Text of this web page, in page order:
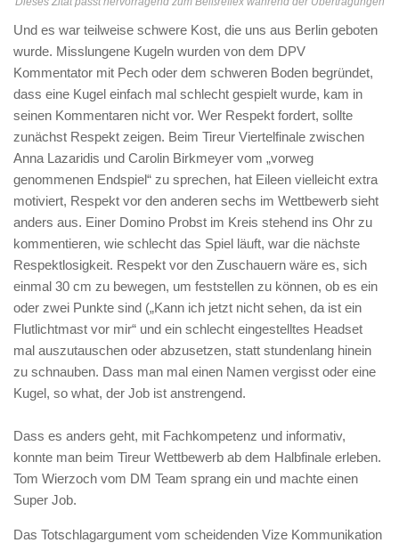
Und es war teilweise schwere Kost, die uns aus Berlin geboten
wurde. Misslungene Kugeln wurden von dem DPV
Kommentator mit Pech oder dem schweren Boden begründet,
dass eine Kugel einfach mal schlecht gespielt wurde, kam in
seinen Kommentaren nicht vor. Wer Respekt fordert, sollte
zunächst Respekt zeigen. Beim Tireur Viertelfinale zwischen
Anna Lazaridis und Carolin Birkmeyer vom „vorweg
genommenen Endspiel“ zu sprechen, hat Eileen vielleicht extra
motiviert, Respekt vor den anderen sechs im Wettbewerb sieht
anders aus. Einer Domino Probst im Kreis stehend ins Ohr zu
kommentieren, wie schlecht das Spiel läuft, war die nächste
Respektlosigkeit. Respekt vor den Zuschauern wäre es, sich
einmal 30 cm zu bewegen, um feststellen zu können, ob es ein
oder zwei Punkte sind („Kann ich jetzt nicht sehen, da ist ein
Flutlichtmast vor mir“ und ein schlecht eingestelltes Headset
mal auszutauschen oder abzusetzen, statt stundenlang hinein
zu schnauben. Dass man mal einen Namen vergisst oder eine
Kugel, so what, der Job ist anstrengend.
Dass es anders geht, mit Fachkompetenz und informativ,
konnte man beim Tireur Wettbewerb ab dem Halbfinale erleben.
Tom Wierzoch vom DM Team sprang ein und machte einen
Super Job.
Das Totschlagargument vom scheidenden Vize Kommunikation